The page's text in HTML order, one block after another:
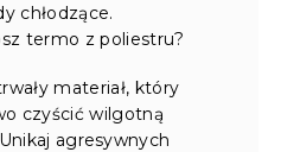
chłodzące.
termo z poliestru?
materiał, który
czyścić wilgotną
agresywnych